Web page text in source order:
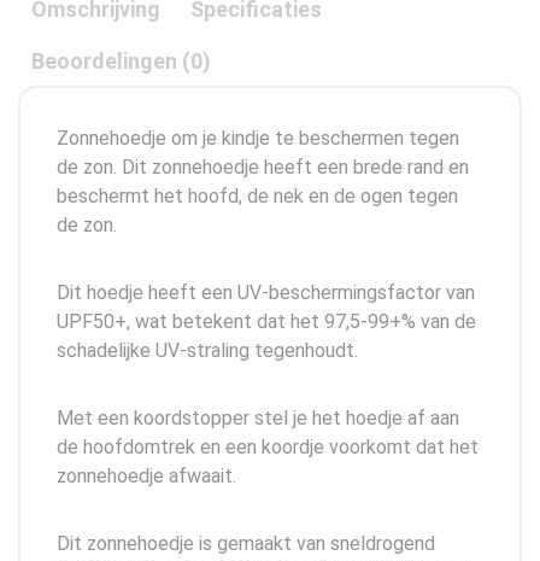
Omschrijving Specificaties
Beoordelingen (0)
Zonnehoedje om je kindje te beschermen tegen
de zon. Dit zonnehoedje heeft een brede rand en
beschermt het hoofd, de nek en de ogen tegen
de zon.
Dit hoedje heeft een UV-beschermingsfactor van
UPF50+, wat betekent dat het 97,5-99+% van de
schadelijke UV-straling tegenhoudt.
Met een koordstopper stel je het hoedje af aan
de hoofdomtrek en een koordje voorkomt dat het
zonnehoedje afwaait.
Dit zonnehoedje is gemaakt van sneldrogend